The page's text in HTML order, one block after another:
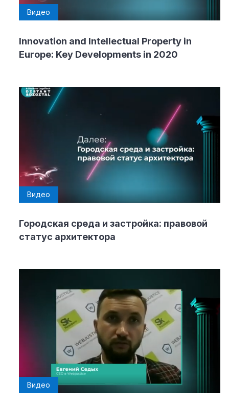
Видео
Innovation and Intellectual Property in
Europe: Key Developments in 2020
Видео
Городская среда и застройка: правовой
статус архитектора
Видео